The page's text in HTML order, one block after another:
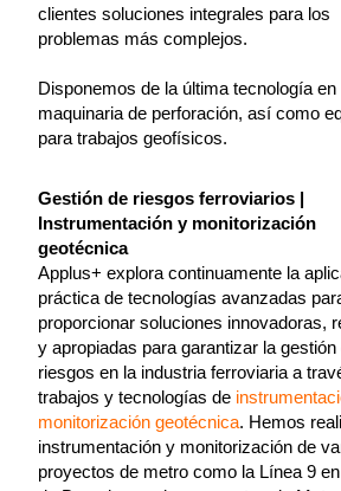
clientes soluciones integrales para los
problemas más complejos.
Disponemos de la última tecnología en
maquinaria de perforación, así como
para trabajos geofísicos.
Gestión de riesgos ferroviarios |
Instrumentación y monitorización
geotécnica
Applus+ explora continuamente la
práctica de tecnologías avanzadas
proporcionar soluciones innovadoras,
y apropiadas para garantizar la gestión
riesgos en la industria ferroviaria a
trabajos y tecnologías de
monitorización geotécnica. Hemos
instrumentación y monitorización de
proyectos de metro como la Línea 9